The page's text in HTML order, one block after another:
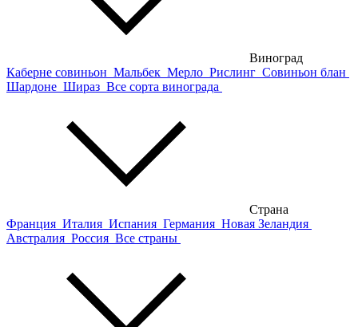
Виноград
Каберне совиньон Мальбек Мерло Рислинг Совиньон блан
Шардоне Шираз Все сорта винограда
Страна
Франция Италия Испания Германия Новая Зеландия
Австралия Россия Все страны